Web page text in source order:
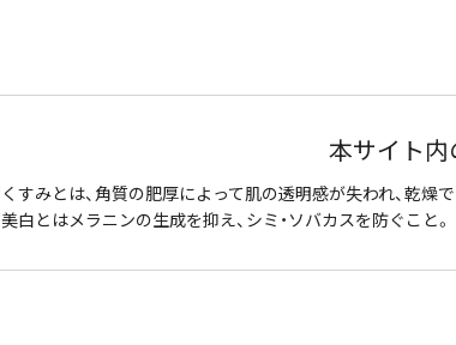
本サイト内
くすみとは、角質の肥厚によって肌の透明感が失われ、乾燥
美白とはメラニンの生成を抑え、シミ・ソバカスを防ぐこと。